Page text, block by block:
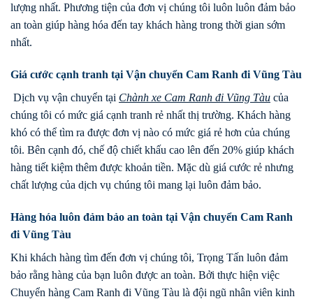
lượng nhất. Phương tiện của đơn vị chúng tôi luôn luôn đảm bảo
an toàn giúp hàng hóa đến tay khách hàng trong thời gian sớm
nhất.
Giá cước cạnh tranh tại Vận chuyển Cam Ranh đi Vũng Tàu
Dịch vụ vận chuyển tại Chành xe Cam Ranh đi Vũng Tàu của
chúng tôi có mức giá cạnh tranh rẻ nhất thị trường. Khách hàng
khó có thể tìm ra được đơn vị nào có mức giá rẻ hơn của chúng
tôi. Bên cạnh đó, chế độ chiết khấu cao lên đến 20% giúp khách
hàng tiết kiệm thêm được khoản tiền. Mặc dù giá cước rẻ nhưng
chất lượng của dịch vụ chúng tôi mang lại luôn đảm bảo.
Hàng hóa luôn đảm bảo an toàn tại Vận chuyển Cam Ranh
đi Vũng Tàu
Khi khách hàng tìm đến đơn vị chúng tôi, Trọng Tấn luôn đảm
bảo rằng hàng của bạn luôn được an toàn. Bởi thực hiện việc
Chuyển hàng Cam Ranh đi Vũng Tàu là đội ngũ nhân viên kinh